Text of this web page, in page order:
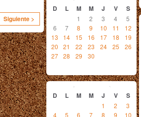
Siguiente >
D L M M J V S
1 2 3 4
5
6
7 8 9 10 11
12
13
14 15 16 17 18
19
20
21 22 23 24 25
26
27 28 29 30
julio 2010
D L M M J V S
1 2
3
4
5 6 7 8 9
10